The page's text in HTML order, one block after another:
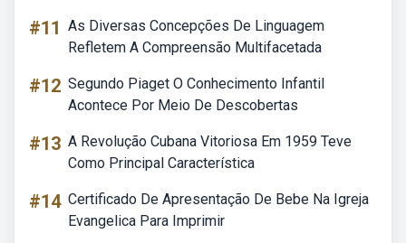
#11 As Diversas Concepções De Linguagem
Refletem A Compreensão Multifacetada
#12 Segundo Piaget O Conhecimento Infantil
Acontece Por Meio De Descobertas
#13 A Revolução Cubana Vitoriosa Em 1959 Teve
Como Principal Característica
#14 Certificado De Apresentação De Bebe Na Igreja
Evangelica Para Imprimir